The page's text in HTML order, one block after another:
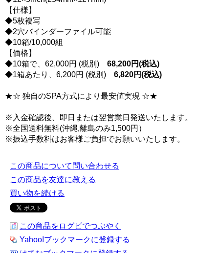
【仕様】
◆5枚複写
◆2穴バインダーファイル可能
◆10箱/10,000組
【価格】
◆10箱で、62,000円 (税別) 68,200円(税込)
◆1箱あたり、6,200円 (税別) 6,820円(税込)
★☆ 独自のSPA方式により最安値実現 ☆★
※入金確認後、即日または翌営業日発送いたします。
※全国送料無料(沖縄,離島のみ1,500円）
※振込手数料はお客様ご負担でお願いいたします。
この商品について問い合わせる
この商品を友達に教える
買い物を続ける
この商品をログピでつぶやく
Yahoo!ブックマークに登録する